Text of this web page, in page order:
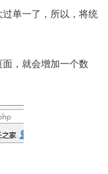
单一了，所以，将统
，就会增加一个数